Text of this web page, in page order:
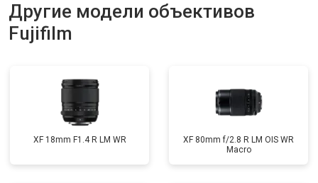
Другие модели объективов
Fujifilm
XF 18mm F1.4 R LM WR
XF 80mm f/2.8 R LM OIS WR
Macro